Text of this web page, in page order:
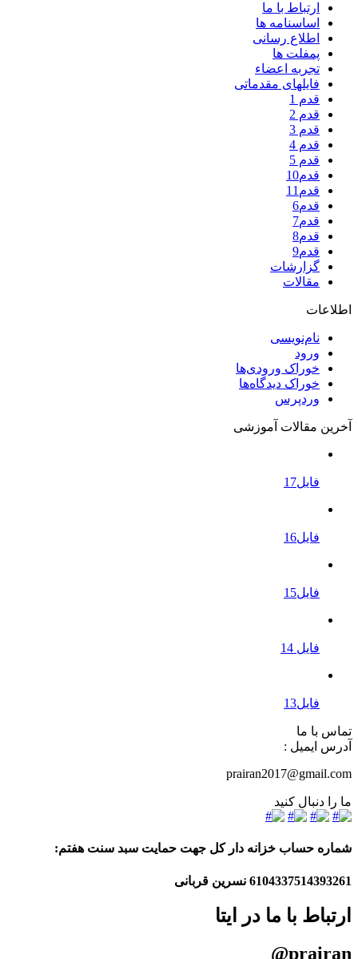
ارتباط با ما
اساسنامه ها
اطلاع رسانی
پمفلت ها
تجربه اعضاء
فایلهای مقدماتی
قدم 1
قدم 2
قدم 3
قدم 4
قدم 5
قدم10
قدم11
قدم6
قدم7
قدم8
قدم9
گزارشات
مقالات
اطلاعات
نام‌نویسی
ورود
خوراک ورودی‌ها
خوراک دیدگاه‌ها
وردپرس
آخرین مقالات آموزشی
فایل17
فایل16
فایل15
فایل 14
فایل13
تماس با ما
آدرس ایمیل :
prairan2017@gmail.com
ما را دنبال کنید
شماره حساب خزانه دار کل جهت حمایت سبد سنت هفتم:
6104337514393261 نسرین قربانی
ارتباط با ما در ایتا
prairan@